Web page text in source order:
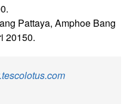
Pattaya, Amphoe Bang
20150.